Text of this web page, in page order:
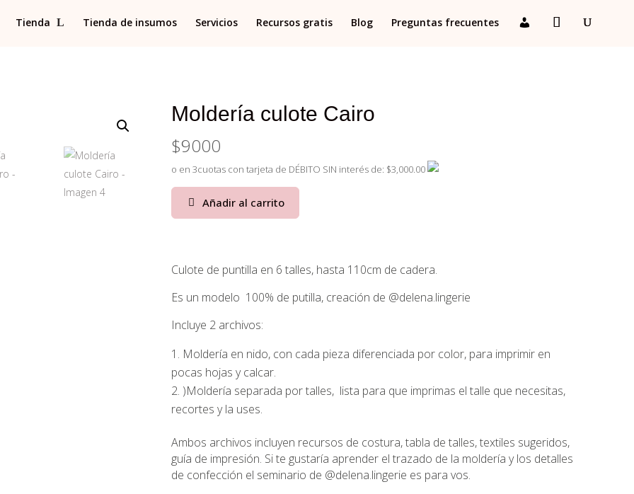
Tienda Tienda de insumos Servicios Recursos gratis Blog Preguntas frecuentes
Moldería culote Cairo
$9000
o en 3cuotas con tarjeta de DÉBITO SIN interés de: $3,000.00
Añadir al carrito
Culote de puntilla en 6 talles, hasta 110cm de cadera.
Es un modelo 100% de putilla, creación de @delena.lingerie
Incluye 2 archivos:
Moldería en nido, con cada pieza diferenciada por color, para imprimir en
pocas hojas y calcar.
)Moldería separada por talles, lista para que imprimas el talle que necesitas,
recortes y la uses.
Ambos archivos incluyen recursos de costura, tabla de talles, textiles sugeridos,
guía de impresión. Si te gustaría aprender el trazado de la moldería y los detalles
de confección el seminario de @delena.lingerie es para vos.